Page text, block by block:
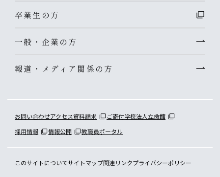
卒業生の方
一般・企業の方
報道・メディア関係の方
お問い合わせアクセス資料請求 ご寄付学校法人立命館
採用情報
情報公開 教職員ポータル
このサイトについてサイトマップ関連リンクプライバシーポリシー